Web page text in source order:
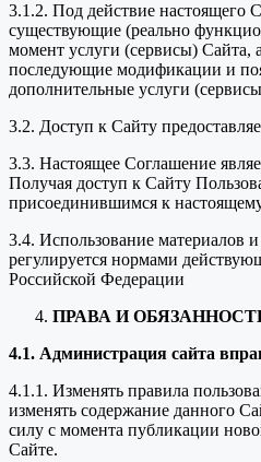
3.1.2. Под действие настоящего
существующие (реально
момент услуги (сервисы) Сайта,
последующие модификации и
дополнительные услуги
3.2. Доступ к Сайту
3.3. Настоящее Соглашение
Получая доступ к Сайту
присоединившимся к
3.4. Использование материалов
регулируется нормами
Российской Федерации
ПРАВА И
4.1. Администрация сайта
4.1.1. Изменять правила
изменять содержание данного
силу с момента публикации
Сайте.